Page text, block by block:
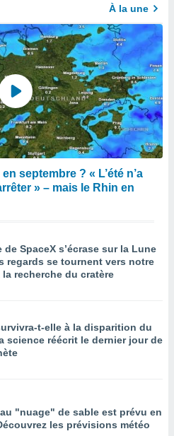
À la une
septembre ? « L’été n’a
» – mais le Rhin en
de SpaceX s’écrase sur la Lune
regards se tournent vers notre
recherche du cratère
t-elle à la disparition du
science réécrit le dernier jour de
"nuage" de sable est prévu en
les prévisions météo